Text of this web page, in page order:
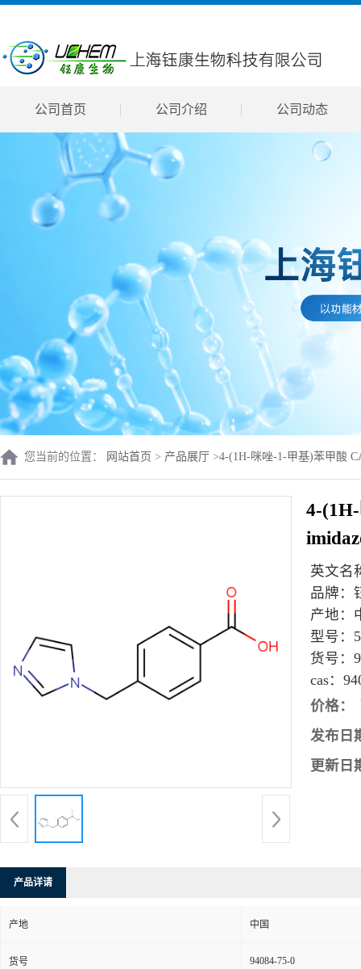
公司首页 公司介绍 公司动态
您当前的位置： 网站首页 > 产品展厅 >4-(1H-咪唑-1-甲基)苯甲酸
4-
英文名
品牌：
产地：
型号：
货号：
cas：
价格：
发布日
更新日
产品详请
产地 中国
货号 94084-75-0